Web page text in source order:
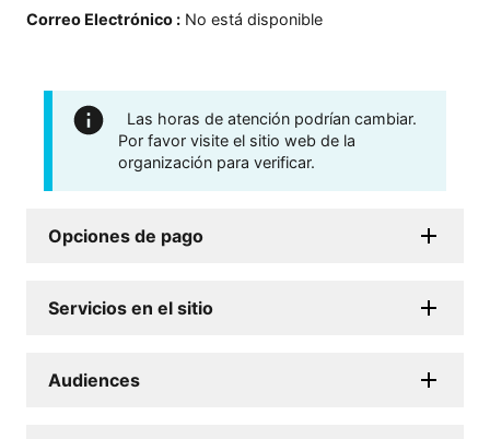
Correo Electrónico : No está disponible
Las horas de atención podrían cambiar.
Por favor visite el sitio web de la
organización para verificar.
Opciones de pago
Servicios en el sitio
Audiences